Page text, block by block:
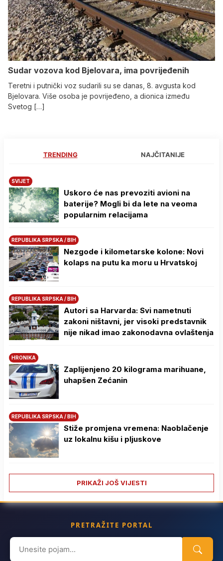
Sudar vozova kod Bjelovara, ima povrijeđenih
Teretni i putnički voz sudarili su se danas, 8. avgusta kod
Bjelovara. Više osoba je povrijeđeno, a dionica između
Svetog […]
TRENDING NAJČITANIJE
SVIJET
Uskoro će nas prevoziti avioni na
baterije? Mogli bi da lete na veoma
popularnim relacijama
REPUBLIKA SRPSKA / BIH
Nezgode i kilometarske kolone: Novi
kolaps na putu ka moru u Hrvatskoj
REPUBLIKA SRPSKA / BIH
Autori sa Harvarda: Svi nametnuti
zakoni ništavni, jer visoki predstavnik
nije nikad imao zakonodavna ovlaštenja
HRONIKA
Zaplijenjeno 20 kilograma marihuane,
uhapšen Zećanin
REPUBLIKA SRPSKA / BIH
Stiže promjena vremena: Naoblačenje
uz lokalnu kišu i pljuskove
PRIKAŽI JOŠ VIJESTI
PRETRAŽITE PORTAL
Search
for: